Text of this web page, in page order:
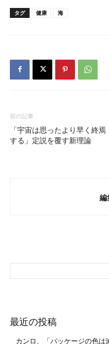
タグ 健康 海
前の記事
「宇宙は思ったより早く終焉
する」定説を覆す新理論
編
最近の投稿
カンロ、「パッケージの色